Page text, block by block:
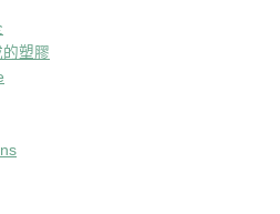
塑膠